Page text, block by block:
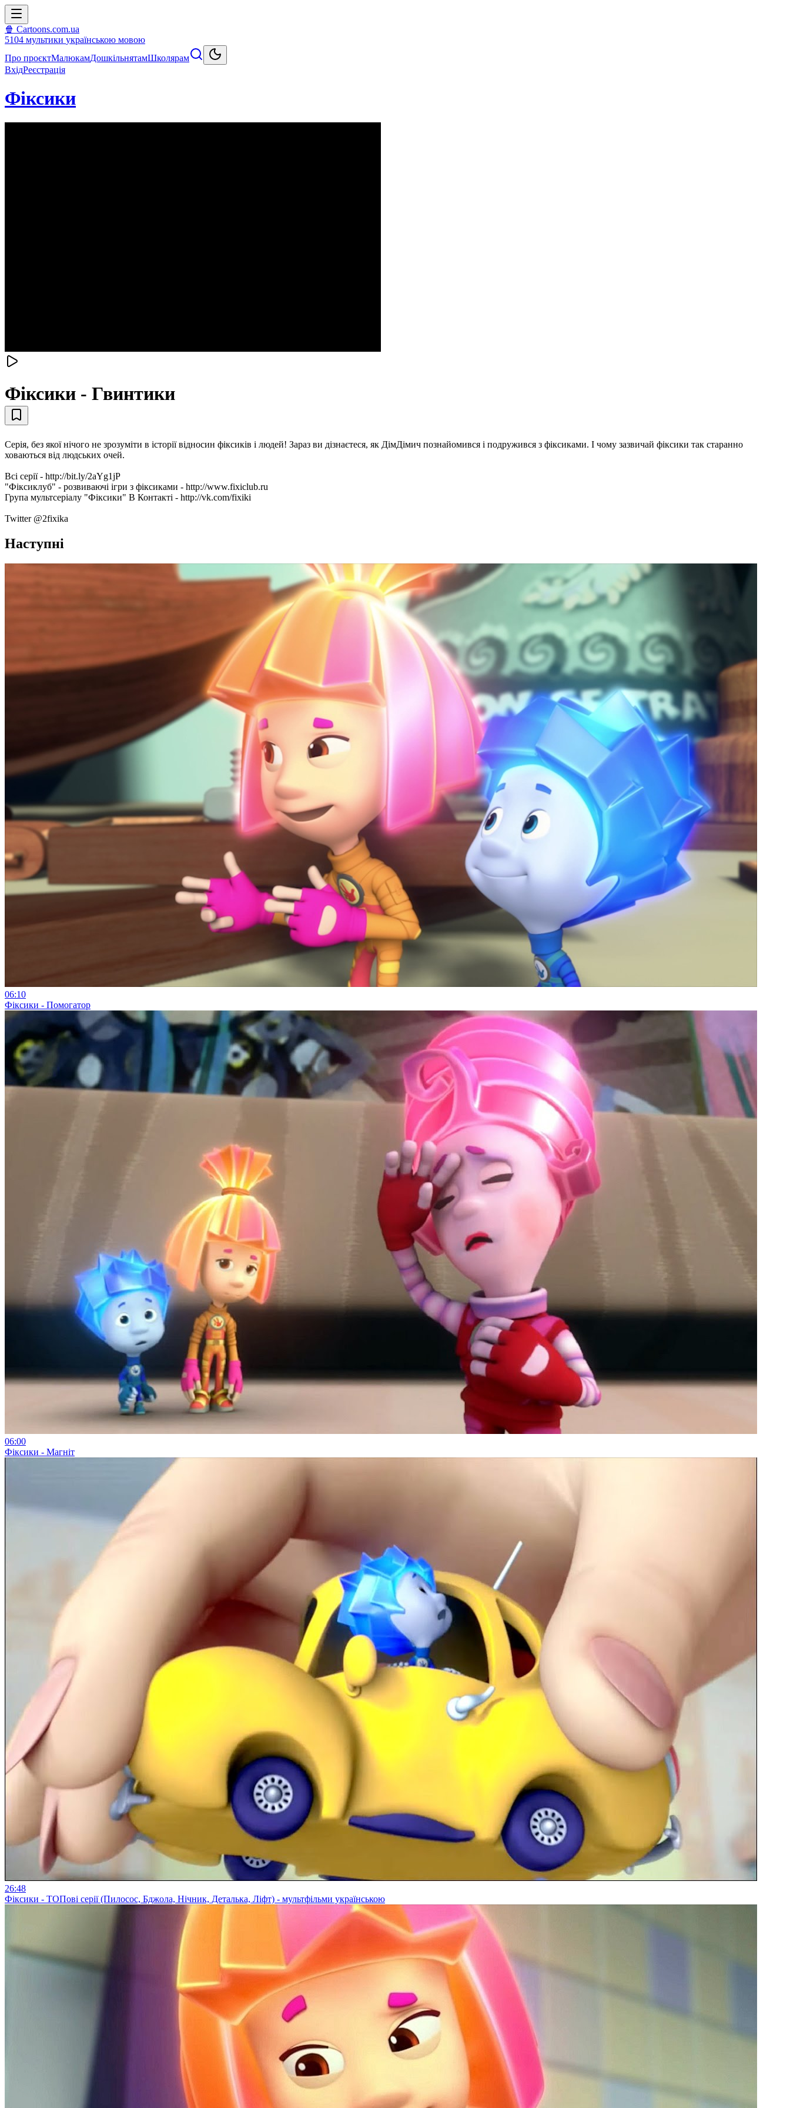
🍿 Cartoons.com.ua
5104 мультики українською мовою
Про проєктМалюкамДошкільнятамШколярам
ВхідРеєстрація
Фіксики
Фіксики - Гвинтики
Серія, без якої нічого не зрозуміти в історії відносин фіксиків і людей! Зараз ви дізнаєтеся, як ДімДімич познайомився і подружився з фіксиками. І чому зазвичай фіксики так старанно
ховаються від людських очей.
Всі серії - http://bit.ly/2aYg1jP
"Фіксиклуб" - розвиваючі ігри з фіксиками - http://www.fixiclub.ru
Група мультсеріалу "Фіксики" В Контакті - http://vk.com/fixiki
Twitter @2fixika
Наступні
06:10
Фіксики - Помогатор
06:00
Фіксики - Магніт
26:48
Фіксики - ТОПові серії (Пилосос, Бджола, Нічник, Деталька, Ліфт) - мультфільми українською